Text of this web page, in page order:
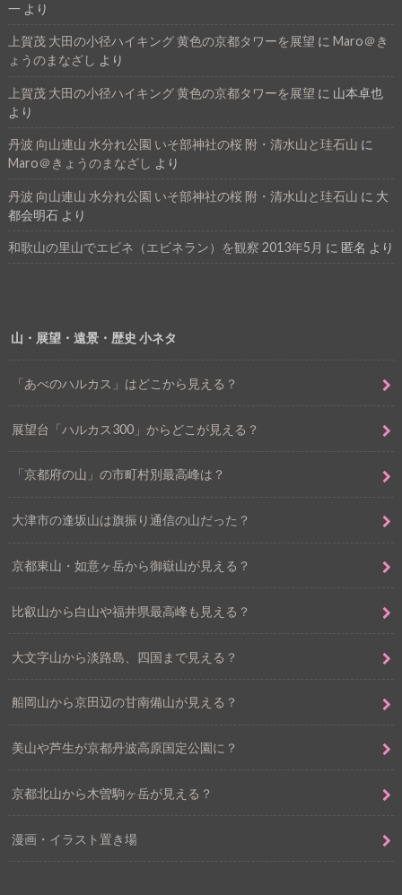
一 より
上賀茂 大田の小径ハイキング 黄色の京都タワーを展望 に Maro＠き
ょうのまなざし より
上賀茂 大田の小径ハイキング 黄色の京都タワーを展望 に 山本卓也
より
丹波 向山連山 水分れ公園 いそ部神社の桜 附・清水山と珪石山 に
Maro＠きょうのまなざし より
丹波 向山連山 水分れ公園 いそ部神社の桜 附・清水山と珪石山 に 大
都会明石より
和歌山の里山でエビネ（エビネラン）を観察 2013年5月 に 匿名 より
山・展望・遠景・歴史 小ネタ
「あべのハルカス」はどこから見える？
展望台「ハルカス300」からどこが見える？
「京都府の山」の市町村別最高峰は？
大津市の逢坂山は旗振り通信の山だった？
京都東山・如意ヶ岳から御嶽山が見える？
比叡山から白山や福井県最高峰も見える？
大文字山から淡路島、四国まで見える？
船岡山から京田辺の甘南備山が見える？
美山や芦生が京都丹波高原国定公園に？
京都北山から木曽駒ヶ岳が見える？
漫画・イラスト置き場